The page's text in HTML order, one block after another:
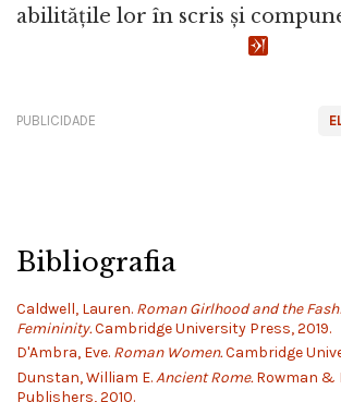
abilitățile lor în scris și
PUBLICIDADE
Bibliografia
Caldwell, Lauren. Roman Girlhood and the
Femininity.Cambridge University Press, 2019.
D'Ambra, Eve. Roman Women.Cambridge
Dunstan, William E.Ancient Rome.Rowman &
Publishers, 2010.